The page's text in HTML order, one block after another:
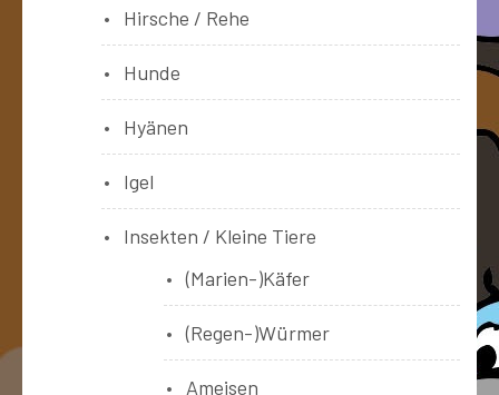
Hirsche / Rehe
Hunde
Hyänen
Igel
Insekten / Kleine Tiere
(Marien-)Käfer
(Regen-)Würmer
Ameisen